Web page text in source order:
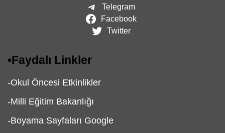
Telegram
Facebook
Twitter
•Faydalı Linkler
-Okul Öncesi Etkinlikler
-Milli Eğitim Bakanlığı
-Boyama Sayfaları Google